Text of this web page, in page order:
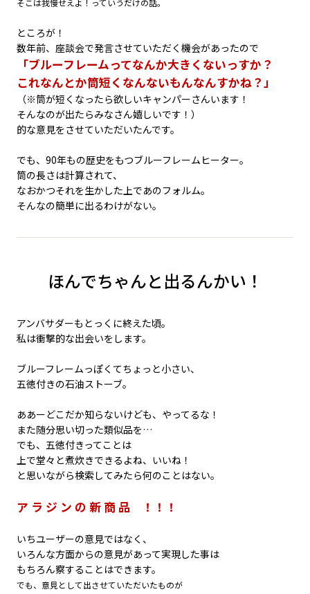
ところが！
数年前、座談会で発言させていただく機会があったので
「ブルーフレームってなんか大きくないっすか？
これなんとか筒短くなんないもんなんすかね？」
（※筒が短くなったら欲しいキャンパーさんいます！
そんなのが出たらみなさん嬉しいです！）
的な意見をさせていただいたんです。
でも、90年もの歴史をもつブルーフレームヒーター。
筒の長さは計算されて、
なおかつそれを生かした上であのフォルム。
そんなの簡単に出るわけがない。
ほんでちゃんと出るんかい！
アンバサダーもとっくに終えた頃。
私は衝撃的な出会いをします。
ブルーフレームっぽくてちょっと小さい、
五徳付きの石油ストーブ。
ああーどこだか知らないけども、やってるな！
また随分思い切った類似品を…
でも、五徳付きってことは
上で堂々と煮炊きできるよね、いいね！
と思いながら検索してみたら何のことはない。
ア ラ ジ ン の 新 商 品 ！！！
いちユーザーの意見ではなく、
いろんな方面からの意見があって実現した事は
もちろん察することはできます。
でも、意見として出させていただいたものが